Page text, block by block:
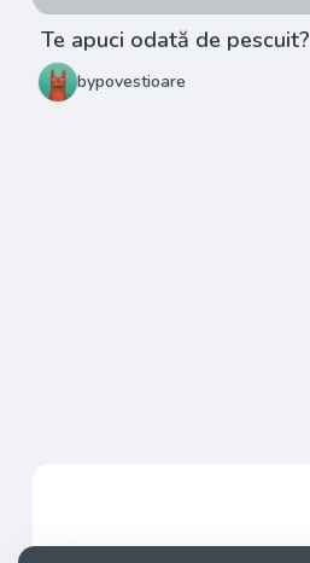
Te apuci odată de pescuit?
bypovestioare